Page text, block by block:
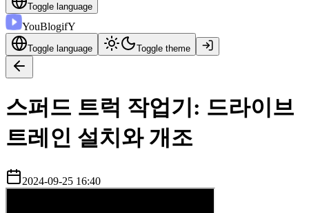
Toggle language
YouBlogifY
Toggle language Toggle theme
스퍼드 트럭 작업기: 드라이브
트레인 설치와 개조
2024-09-25 16:40